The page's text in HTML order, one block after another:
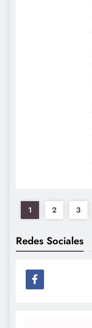
1 2 3
Redes Sociales